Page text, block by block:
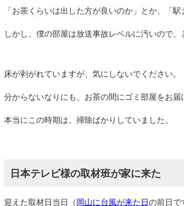
「お茶くらいは出した方が良いのか」とか、「
しかし、僕の部屋は放送事故レベルに汚いので
床が剥がれていますが、気にしないでください。
分からないなりにも、お茶の間にゴミ部屋をお届
本当にこの時期は、掃除ばかりしていました。
日本テレビ様の取材班が家に来た
迎えた取材日当日（ 岡山に台風が来た日 の前日で